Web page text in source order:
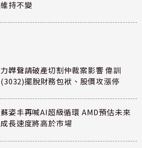
維持不變
力韡聲請破產切割仲裁案影響 偉訓
(3032)擺脫財務包袱、股價攻漲停
蘇姿丰再喊AI超級循環 AMD預估未來
成長速度將高於市場